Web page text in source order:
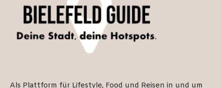
Als Plattform für Lifestyle, Food und Reisen in und um